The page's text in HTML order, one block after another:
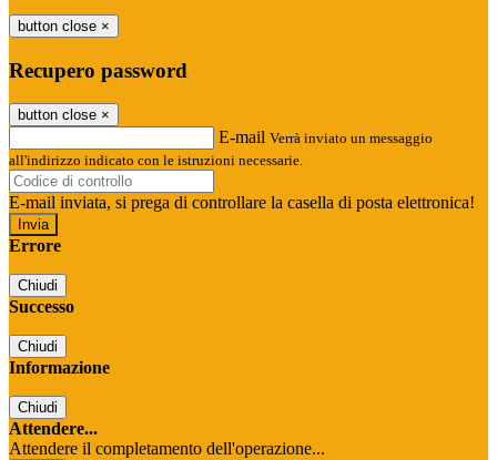
button close ×
Recupero password
button close ×
E-mail Verrà inviato un messaggio
all'indirizzo indicato con le istruzioni necessarie.
E-mail inviata, si prega di controllare la casella di posta elettronica!
Errore
Chiudi
Successo
Chiudi
Informazione
Chiudi
Attendere...
Attendere il completamento dell'operazione...